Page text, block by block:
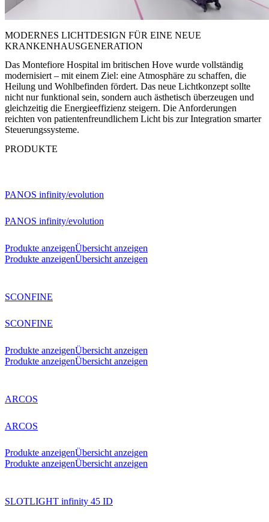
MODERNES LICHTDESIGN FÜR EINE NEUE
KRANKENHAUSGENERATION
Das Montefiore Hospital im britischen Hove wurde vollständig
modernisiert – mit einem Ziel: eine Atmosphäre zu schaffen, die
Heilung und Wohlbefinden fördert. Das neue Lichtkonzept sollte
nicht nur funktional sein, sondern auch ästhetisch überzeugen und
gleichzeitig die Energieeffizienz steigern. Die Anforderungen
reichten von patientenfreundlichem Licht bis zur Integration smarter
Steuerungssysteme.
PRODUKTE
PANOS infinity/evolution
PANOS infinity/evolution
Produkte anzeigenÜbersicht anzeigen
Produkte anzeigenÜbersicht anzeigen
SCONFINE
SCONFINE
Produkte anzeigenÜbersicht anzeigen
Produkte anzeigenÜbersicht anzeigen
ARCOS
ARCOS
Produkte anzeigenÜbersicht anzeigen
Produkte anzeigenÜbersicht anzeigen
SLOTLIGHT infinity 45 ID